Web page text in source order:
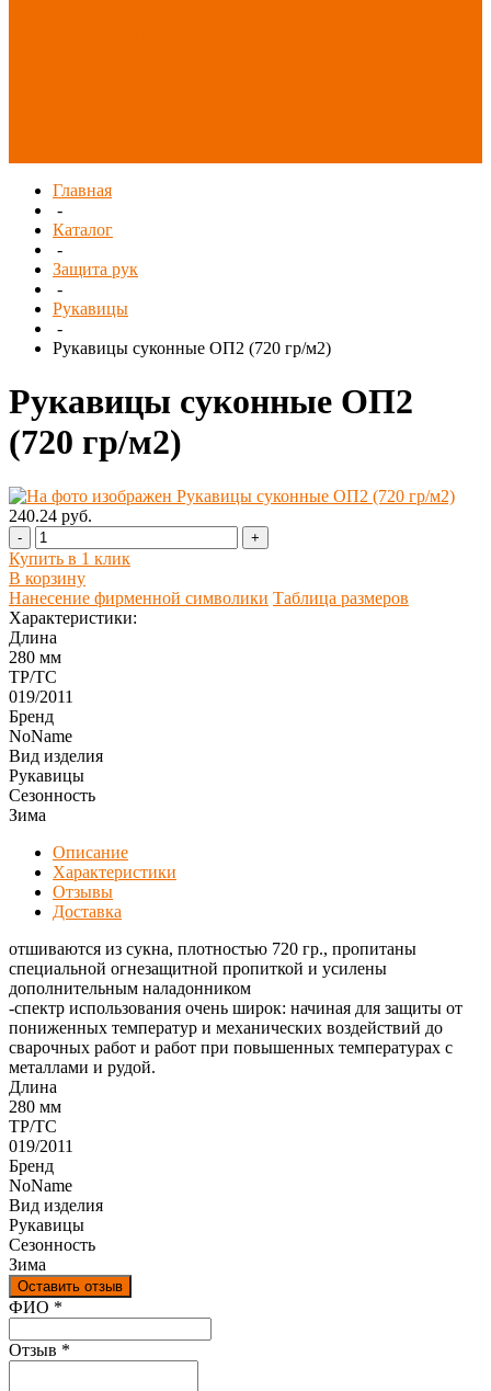
Главная
-
Каталог
-
Защита рук
-
Рукавицы
-
Рукавицы суконные ОП2 (720 гр/м2)
Рукавицы суконные ОП2
(720 гр/м2)
240.24 руб.
- +
Купить в 1 клик
В корзину
Нанесение фирменной символики Таблица размеров
Характеристики:
Длина
280 мм
ТР/ТС
019/2011
Бренд
NoName
Вид изделия
Рукавицы
Сезонность
Зима
Описание
Характеристики
Отзывы
Доставка
отшиваются из сукна, плотностью 720 гр., пропитаны
специальной огнезащитной пропиткой и усилены
дополнительным наладонником
-спектр использования очень широк: начиная для защиты от
пониженных температур и механических воздействий до
сварочных работ и работ при повышенных температурах с
металлами и рудой.
Длина
280 мм
ТР/ТС
019/2011
Бренд
NoName
Вид изделия
Рукавицы
Сезонность
Зима
Оставить отзыв
Ваш отзыв был отправлен!
ФИО *
Отзыв *